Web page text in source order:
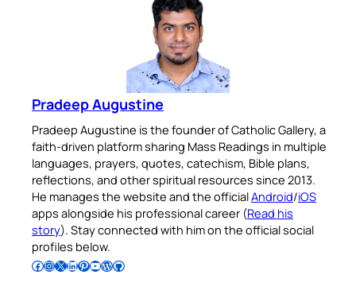
Pradeep Augustine
Pradeep Augustine is the founder of Catholic Gallery, a
faith-driven platform sharing Mass Readings in multiple
languages, prayers, quotes, catechism, Bible plans,
reflections, and other spiritual resources since 2013.
He manages the website and the officialAndroid/iOS
apps alongside his professional career (Read his
story). Stay connected with him on the official social
profiles below.
Follow Pradeep on Facebook Follow Pradeep on InstagramFollow Pradeep on X Follow Pradeep on LinkedIn Follow Pradeep on Pinterest Subscribe to Pradeep’s Youtube Channel Follow Pradeep on WordPress Follow Pradeep on GitHub